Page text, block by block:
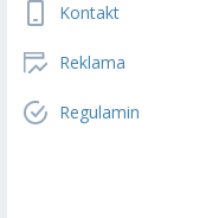
Kontakt
Reklama
Regulamin